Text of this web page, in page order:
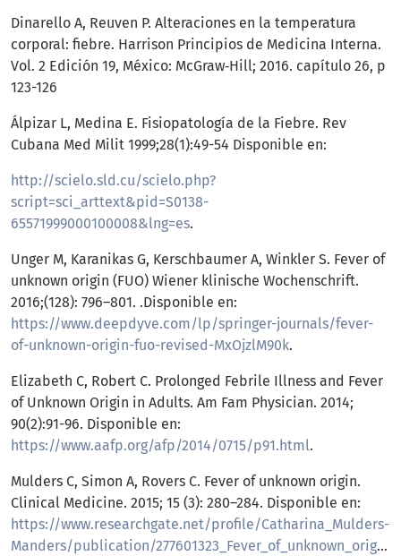
Dinarello A, Reuven P. Alteraciones en la temperatura
corporal: fiebre. Harrison Principios de Medicina Interna.
Vol. 2 Edición 19, México: McGraw‐Hill; 2016. capítulo 26, p
123-126
Álpizar L, Medina E. Fisiopatología de la Fiebre. Rev
Cubana Med Milit 1999;28(1):49-54 Disponible en:
http://scielo.sld.cu/scielo.php?
script=sci_arttext&pid=S0138-
65571999000100008&lng=es.
Unger M, Karanikas G, Kerschbaumer A, Winkler S. Fever of
unknown origin (FUO) Wiener klinische Wochenschrift.
2016;(128): 796–801. .Disponible en:
https://www.deepdyve.com/lp/springer-journals/fever-
of-unknown-origin-fuo-revised-MxOjzlM90k.
Elizabeth C, Robert C. Prolonged Febrile Illness and Fever
of Unknown Origin in Adults. Am Fam Physician. 2014;
90(2):91-96. Disponible en:
https://www.aafp.org/afp/2014/0715/p91.html.
Mulders C, Simon A, Rovers C. Fever of unknown origin.
Clinical Medicine. 2015; 15 (3): 280–284. Disponible en:
https://www.researchgate.net/profile/Catharina_Mulders-
Manders/publication/